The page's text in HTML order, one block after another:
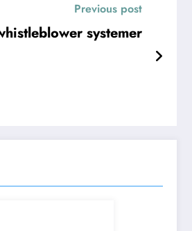
Previous post
systemer